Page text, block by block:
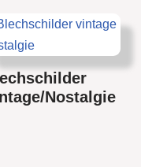
Nostalgie